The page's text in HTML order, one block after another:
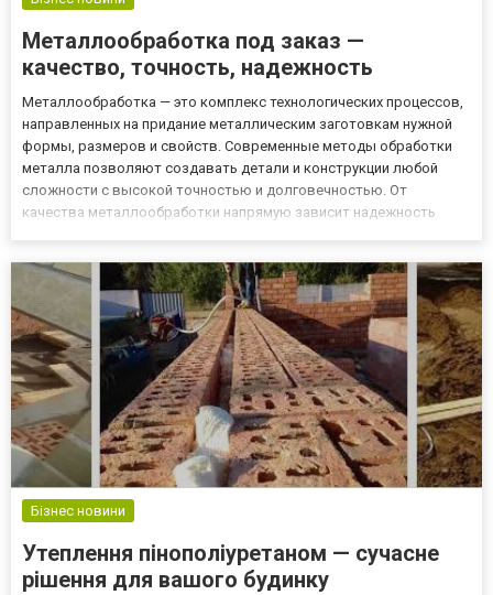
Металлообработка под заказ —
качество, точность, надежность
Металлообработка — это комплекс технологических процессов,
направленных на придание металлическим заготовкам нужной
формы, размеров и свойств. Современные методы обработки
металла позволяют создавать детали и конструкции любой
сложности с высокой точностью и долговечностью. От
качества металлообработки напрямую зависит надежность
технологии металлообработк...
Бізнес новини
Утеплення пінополіуретаном — сучасне
рішення для вашого будинку